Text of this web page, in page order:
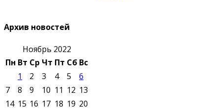
Архив новостей
Ноябрь 2022
Пн Вт Ср Чт Пт Сб Вс
1
2 3 4 5
6
7
8 9 10 11 12 13
14 15 16 17 18 19 20